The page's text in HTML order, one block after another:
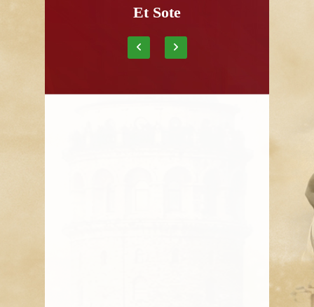
Et Sote